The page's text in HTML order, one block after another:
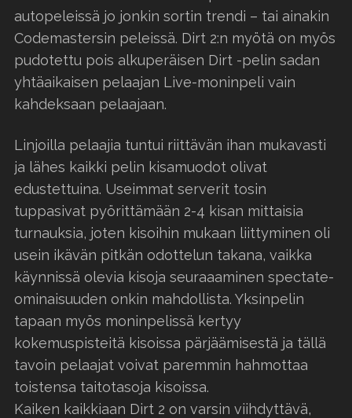
autopeleissä jo jonkin sortin trendi – tai ainakin
Codemastersin peleissä. Dirt 2:n myötä on myös
pudotettu pois alkuperäisen Dirt -pelin sadan
yhtäaikaisen pelaajan Live-moninpeli vain
kahdeksaan pelaajaan.
Linjoilla pelaajia tuntui riittävän ihan mukavasti
ja lähes kaikki pelin kisamuodot olivat
edustettuina. Useimmat serverit tosin
tuppasivat pyörittämään 2-4 kisan mittaisia
turnauksia, joten kisoihin mukaan liittyminen oli
usein ikävän pitkän odottelun takana, vaikka
käynnissä olevia kisoja seuraaaminen spectate-
ominaisuuden onkin mahdollista. Yksinpelin
tapaan myös moninpelissä kertyy
kokemuspisteitä kisoissa pärjäämisestä ja tällä
tavoin pelaajat voivat paremmin hahmottaa
toistensa taitotasoja kisoissa.
Kaiken kaikkiaan Dirt 2 on varsin viihdyttävä,